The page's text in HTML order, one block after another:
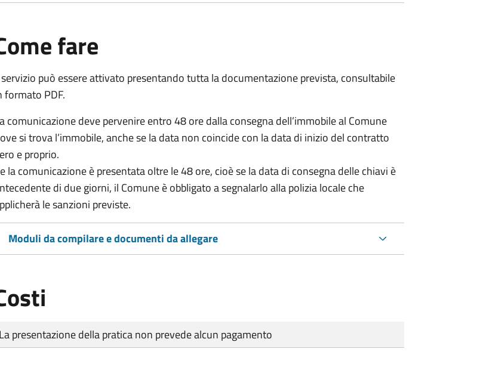
fare
può essere attivato presentando tutta la documentazione prevista, consultabile
formato PDF.
comunicazione deve pervenireentro 48 oredalla consegna dell’immobile al Comune
si trova l’immobile, anche se la data non coincide con la data di inizio del contratto
e proprio.
la comunicazione è presentata oltre le 48 ore, cioè se la data di consegna delle chiavi è
di due giorni, il Comune è obbligato a segnalarlo alla polizia locale che
le sanzioni previste.
Moduli da compilare e documenti da allegare
Tipo di pagamento
Importo
La presentazione della pratica non prevede alcun pagamento